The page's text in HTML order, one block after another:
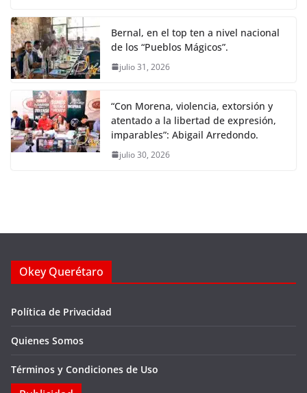
Bernal, en el top ten a nivel nacional
de los “Pueblos Mágicos”.
julio 31, 2026
“Con Morena, violencia, extorsión y
atentado a la libertad de expresión,
imparables”: Abigail Arredondo.
julio 30, 2026
Okey Querétaro
Política de Privacidad
Quienes Somos
Términos y Condiciones de Uso